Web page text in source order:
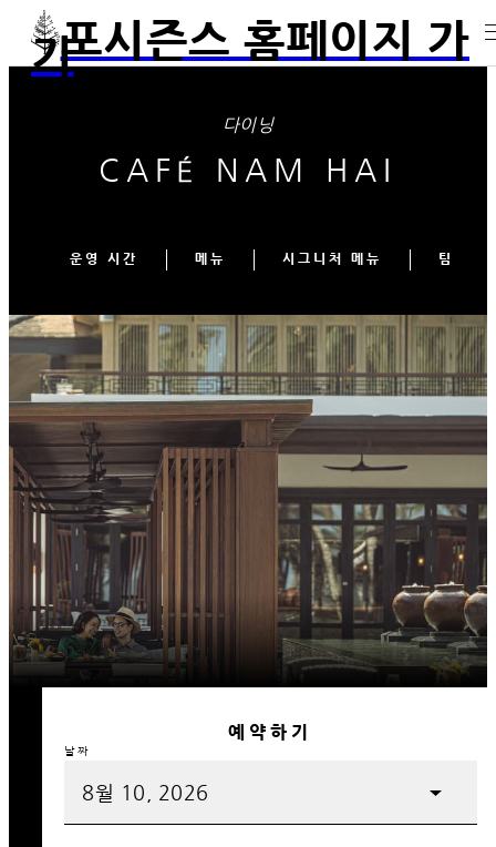
포시즌스 홈페이지 가
기
다이닝
CAFÉ NAM HAI
운영 시간 메뉴 시그니처 메뉴 팀 소개
예약하기
날짜